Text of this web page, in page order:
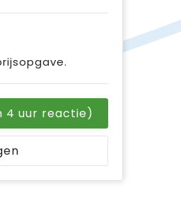
4 uur reactie)